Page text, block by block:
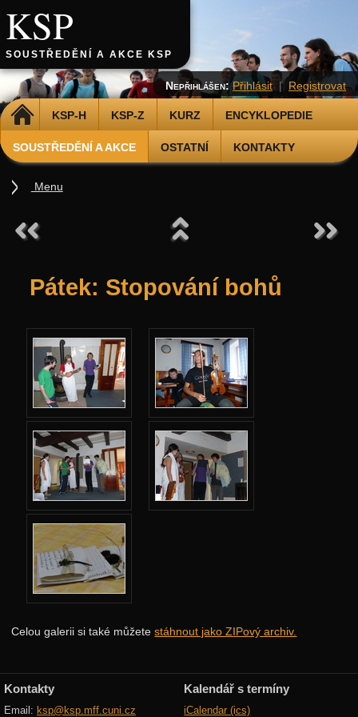
KSP
SOUSTŘEDĚNÍ A AKCE KSP
DOMŮ KSP-H KSP-Z KURZ ENCYKLOPEDIE
SOUSTŘEDĚNÍ A AKCE OSTATNÍ KONTAKTY
Nepřihlášen: Přihlásit | Registrovat
Pátek: Stopování bohů
Celou galerii si také můžetestáhnout jako ZIPový archiv.
Menu
Podzimní 2026
Podzimní 2025
Podzimní 2024
Jarní 2024
Podzimní 2023
Podzimní 2022
Jarní 2022
Podzimní 2021
Jarní 2021
Podzimní 2020
Jarní 2020
Podzimní 2018
Jarní 2018
Kontakty
Email: ksp@ksp.mff.cuni.cz
Kalendář s termíny
iCalendar (ics)